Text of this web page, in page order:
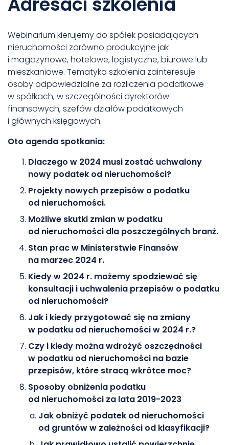
Webinarium kierujemy do spółek posiadających
nieruchomości zarówno produkcyjne jak
i magazynowe, hotelowe, logistyczne, biurowe lub
mieszkaniowe. Tematyka szkolenia zainteresuje
osoby odpowiedzialne za rozliczenia podatkowe
w spółkach, w szczególności dyrektorów
finansowych, szefów działów podatkowych
i głównych księgowych.
Oto agenda spotkania:
Dlaczego w 2024 musi zostać uchwalony
nowy podatek od nieruchomości?
Projekty nowych przepisów o podatku
od nieruchomości.
Możliwe skutki zmian w podatku
od nieruchomości dla poszczególnych branż.
Stan prac w Ministerstwie Finansów
na marzec 2024 r.
Kiedy w 2024 r. możemy spodziewać się
konsultacji i uchwalenia przepisów o podatku
od nieruchomości?
Jak i kiedy przygotować się na zmiany
w podatku od nieruchomości w 2024 r.?
Czy i kiedy można wdrożyć oszczędności
w podatku od nieruchomości na bazie
przepisów, które stracą wkrótce moc?
Sposoby obniżenia podatku
od nieruchomości za lata 2019-2023
Jak obniżyć podatek od nieruchomości
od gruntów w zależności od klasyfikacji?